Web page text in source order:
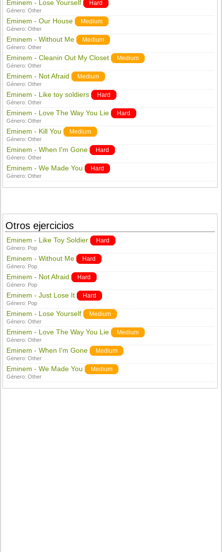
Eminem - Lose Yourself Hard
Género:Other
Eminem - Our House Medium
Género:Other
Eminem - Without Me Medium
Género:Other
Eminem - Cleanin Out My Closet Medium
Género:Other
Eminem - Not Afraid Medium
Género:Other
Eminem - Like toy soldiers Hard
Género:Other
Eminem - Love The Way You Lie Hard
Género:Other
Eminem - Kill You Medium
Género:Other
Eminem - When I'm Gone Hard
Género:Other
Eminem - We Made You Hard
Género:Other
Otros ejercicios
Eminem - Like Toy Soldier Hard
Género: Pop
Eminem - Without Me Hard
Género: Pop
Eminem - Not Afraid Hard
Género: Pop
Eminem - Just Lose It Hard
Género: Pop
Eminem - Lose Yourself Medium
Género:Other
Eminem - Love The Way You Lie Medium
Género:Other
Eminem - When I'm Gone Medium
Género:Other
Eminem - We Made You Medium
Género:Other